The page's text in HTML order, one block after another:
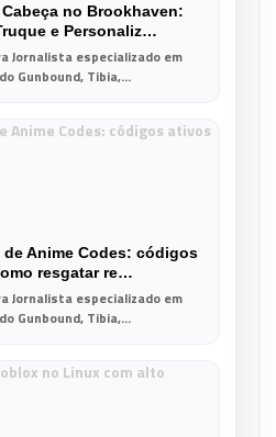
no Brookhaven:
e Personaliz…
Jornalista especializado em
Gunbound, Tibia,...
Anime Codes: códigos
resgatar re…
Jornalista especializado em
Gunbound, Tibia,...